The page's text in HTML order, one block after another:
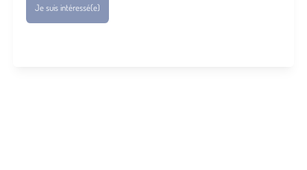
Je suis intéressé(e)